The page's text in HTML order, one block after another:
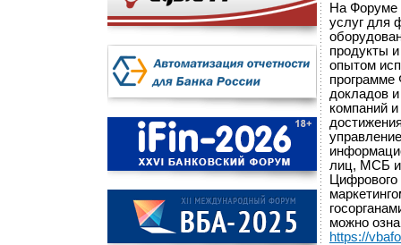
На Форуме
услуг для
продукты
опытом
программе
докладов
компаний
лиц, МСБ и
можно
https://